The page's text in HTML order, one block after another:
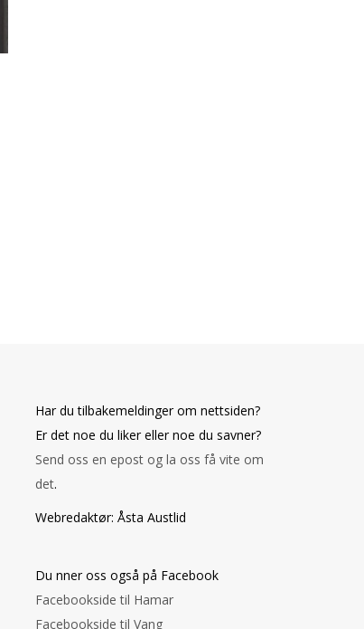
Har du tilbakemeldinger om nettsiden?
Er det noe du liker eller noe du savner?
Send oss en epost og la oss få vite om
det.
Webredaktør: Åsta Austlid
Du finner oss også på Facebook
Facebookside til Hamar
Facebookside til Vang